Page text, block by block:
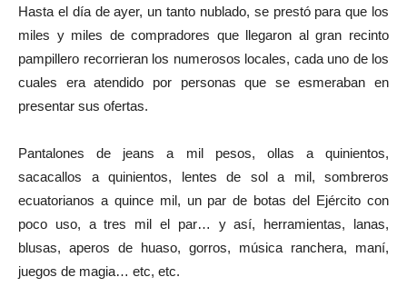
Hasta el día de ayer, un tanto nublado, se prestó para que los
miles y miles de compradores que llegaron al gran recinto
pampillero recorrieran los numerosos locales, cada uno de los
cuales era atendido por personas que se esmeraban en
presentar sus ofertas.
Pantalones de jeans a mil pesos, ollas a quinientos,
sacacallos a quinientos, lentes de sol a mil, sombreros
ecuatorianos a quince mil, un par de botas del Ejército con
poco uso, a tres mil el par… y así, herramientas, lanas,
blusas, aperos de huaso, gorros, música ranchera, maní,
juegos de magia… etc, etc.